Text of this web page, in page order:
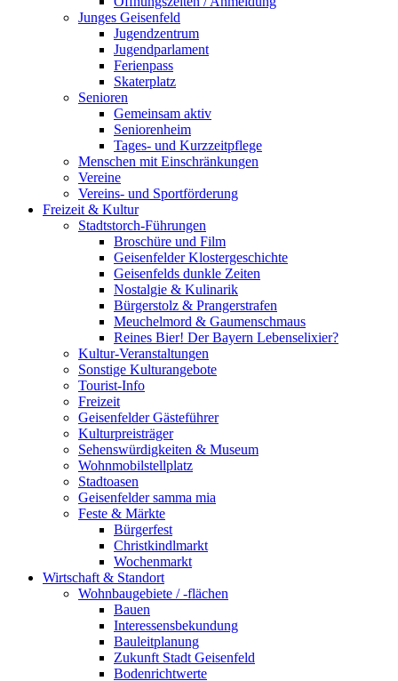
Junges Geisenfeld
Jugendzentrum
Jugendparlament
Ferienpass
Skaterplatz
Senioren
Gemeinsam aktiv
Seniorenheim
Tages- und Kurzzeitpflege
Menschen mit Einschränkungen
Vereine
Vereins- und Sportförderung
Freizeit & Kultur
Stadtstorch-Führungen
Broschüre und Film
Geisenfelder Klostergeschichte
Geisenfelds dunkle Zeiten
Nostalgie & Kulinarik
Bürgerstolz & Prangerstrafen
Meuchelmord & Gaumenschmaus
Reines Bier! Der Bayern Lebenselixier?
Kultur-Veranstaltungen
Sonstige Kulturangebote
Tourist-Info
Freizeit
Geisenfelder Gästeführer
Kulturpreisträger
Sehenswürdigkeiten & Museum
Wohnmobilstellplatz
Stadtoasen
Geisenfelder samma mia
Feste & Märkte
Bürgerfest
Christkindlmarkt
Wochenmarkt
Wirtschaft & Standort
Wohnbaugebiete / -flächen
Bauen
Interessensbekundung
Bauleitplanung
Zukunft Stadt Geisenfeld
Bodenrichtwerte